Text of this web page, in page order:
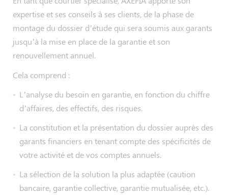
expertise et ses conseils à ses clients, de la phase de
montage du dossier d’étude qui sera soumis aux garants
jusqu’à la mise en place de la garantie et son
renouvellement annuel.
Cela comprend :
L’analyse du besoin en garantie, en fonction du chiffre
d’affaires, des effectifs, des risques.
La constitution et la présentation du dossier auprès des
garants financiers en tenant compte des spécificités de
votre activité et de vos comptes annuels.
La sélection de la solution la plus adaptée (caution
bancaire, garantie collective, garantie mutualisée, etc.).